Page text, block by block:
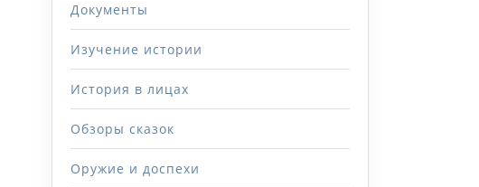
Документы
Изучение истории
История в лицах
Обзоры сказок
Оружие и доспехи